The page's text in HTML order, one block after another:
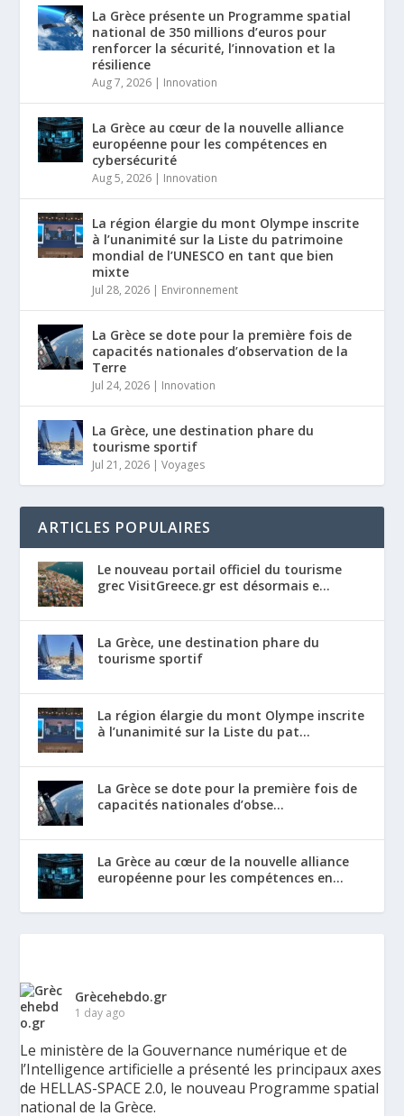
La Grèce présente un Programme spatial
national de 350 millions d’euros pour
renforcer la sécurité, l’innovation et la
résilience
Aug 7, 2026 | Innovation
La Grèce au cœur de la nouvelle alliance
européenne pour les compétences en
cybersécurité
Aug 5, 2026 | Innovation
La région élargie du mont Olympe inscrite
à l’unanimité sur la Liste du patrimoine
mondial de l’UNESCO en tant que bien
mixte
Jul 28, 2026 | Environnement
La Grèce se dote pour la première fois de
capacités nationales d’observation de la
Terre
Jul 24, 2026 | Innovation
La Grèce, une destination phare du
tourisme sportif
Jul 21, 2026 |Voyages
ARTICLES POPULAIRES
Le nouveau portail officiel du tourisme
grec VisitGreece.gr est désormais e...
La Grèce, une destination phare du
tourisme sportif
La région élargie du mont Olympe inscrite
à l’unanimité sur la Liste du pat...
La Grèce se dote pour la première fois de
capacités nationales d’obse...
La Grèce au cœur de la nouvelle alliance
européenne pour les compétences en...
Grècehebdo.gr
1 day ago
Le ministère de la Gouvernance numérique et de
l’Intelligence artificielle a présenté les principaux axes
de HELLAS-SPACE 2.0, le nouveau Programme spatial
national de la Grèce.